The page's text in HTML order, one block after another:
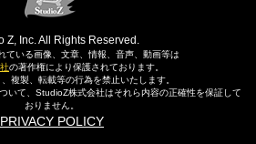
Z, Inc. All Rights Reserved.
ている画像、文章、情報、音声、動画等は
の著作権により保護されております。
複製、転載等の行為を禁止いたします。
いて、StudioZ株式会社はそれら内容の正確性を保証して
おりません。
PRIVACY POLICY